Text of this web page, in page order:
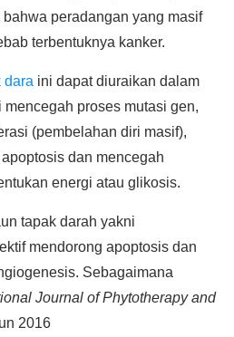
peradangan yang masif
terbentuknya kanker.
dara ini dapat diuraikan dalam
proses mutasi gen,
(pembelahan diri masif),
dan mencegah
energi atau glikosis.
tapak darah yakni
mendorong apoptosis dan
Sebagaimana
Journal of Phytotherapy and
2016